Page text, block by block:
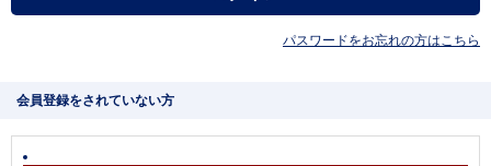
パスワードをお忘れの方はこちら
会員登録をされていない方